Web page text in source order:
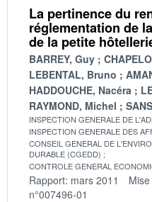
La pertinence du
réglementation de
de la petite
BARREY, Guy
LEBENTAL, Bruno
HADDOUCHE, Nacéra
RAYMOND, Michel
INSPECTION GENERALE DE
INSPECTION GENERALE DES
CONSEIL GENERAL DE
DURABLE (CGEDD)
CONTROLE GENERAL
Rapport: mars 2011
n°007496-01